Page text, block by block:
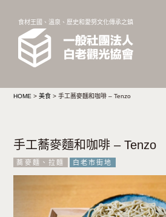
食材王國、溫泉、歷史和愛努文化傳承之鎮
HOME >美食 >手工蕎麥麵和咖啡 – Tenzo
手工蕎麥麵和咖啡 – Tenzo
蕎麥麵、拉麵 白老市街地